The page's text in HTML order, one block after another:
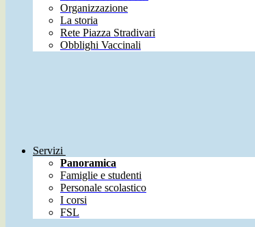
Organizzazione
La storia
Rete Piazza Stradivari
Obblighi Vaccinali
Servizi
Panoramica
Famiglie e studenti
Personale scolastico
I corsi
FSL